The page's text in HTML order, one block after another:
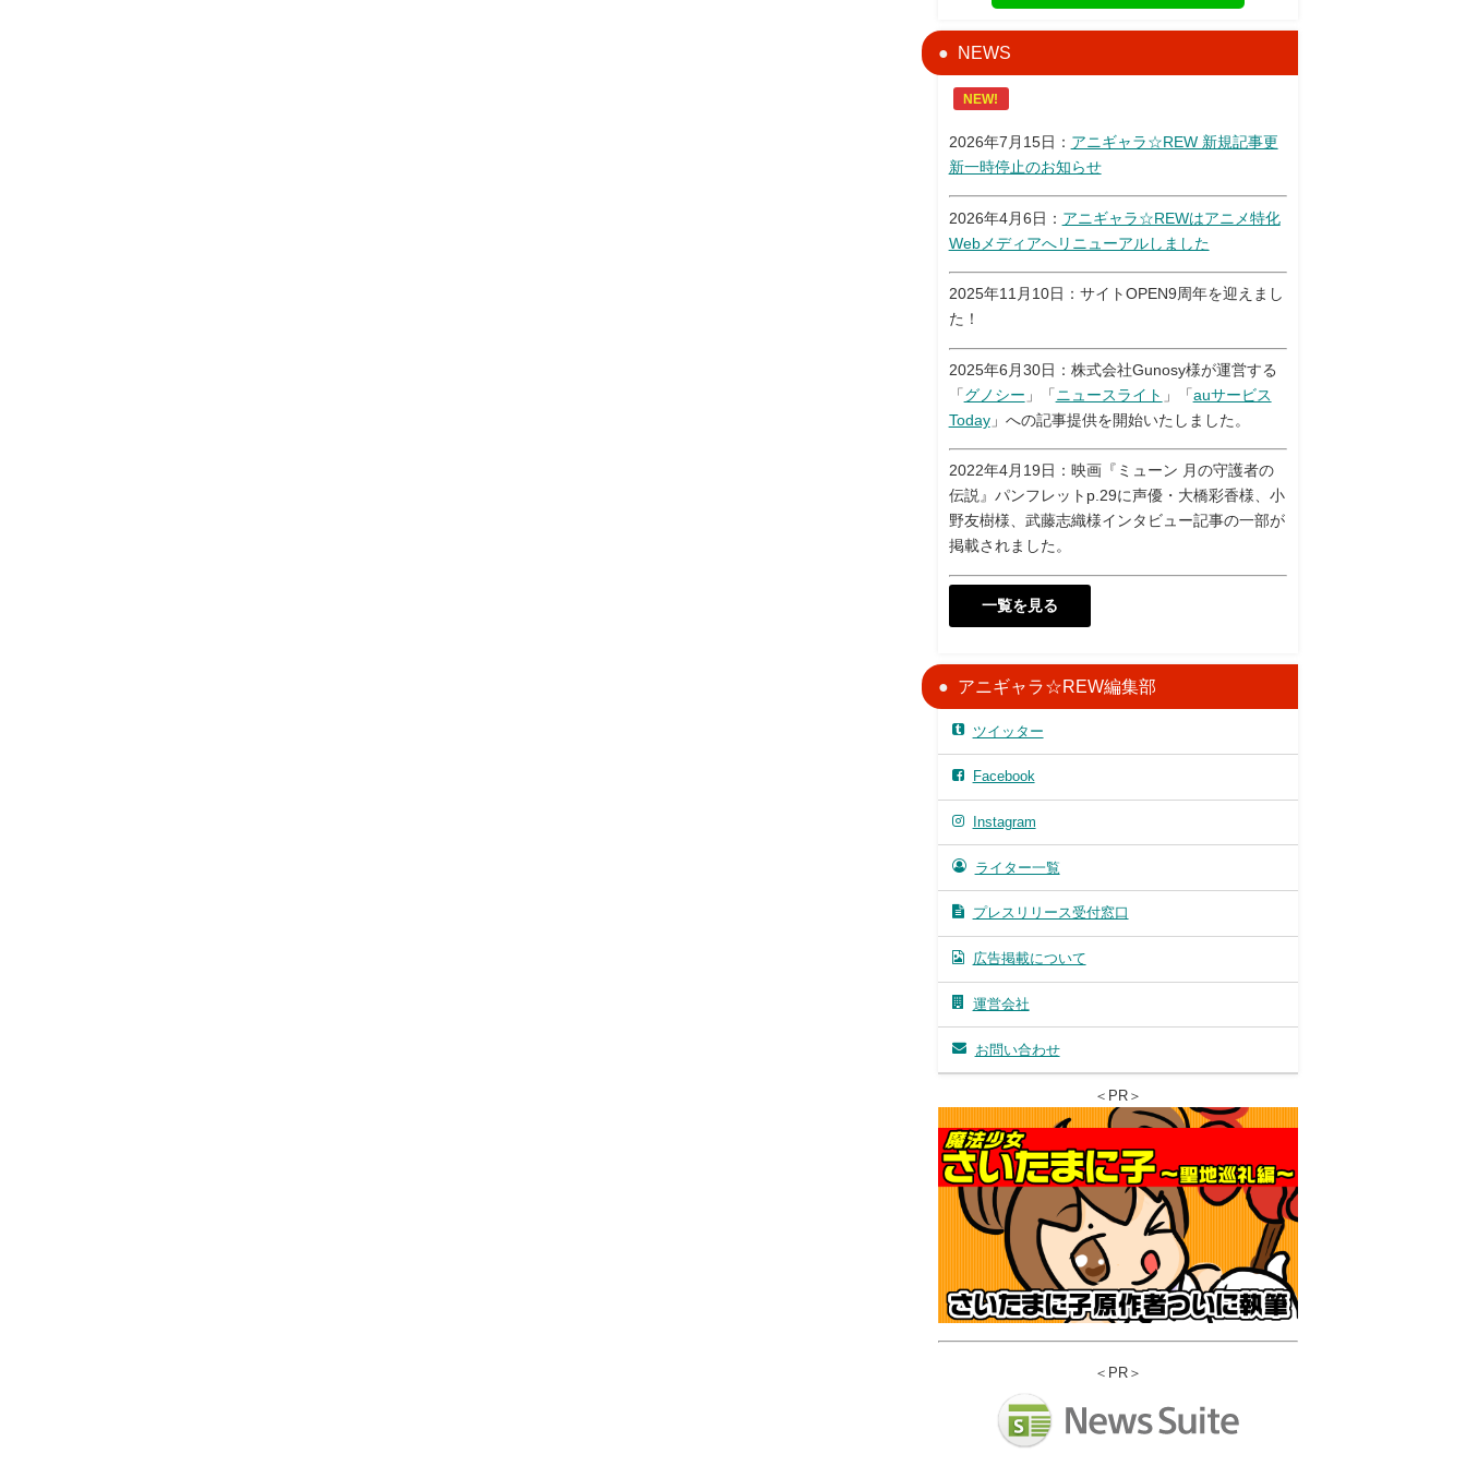
NEWS
NEW!
2026年7月15日： アニギャラ☆REW 新規記事更
新一時停止のお知らせ
2026年4月6日： アニギャラ☆REWはアニメ特化
Webメディアへリニューアルしました
2025年11月10日：サイトOPEN9周年を迎えまし
た！
2025年6月30日：株式会社Gunosy様が運営する
「 グノシー 」「 ニュースライト 」「auサービス
Today」への記事提供を開始いたしました。
2022年4月19日：映画『ミューン 月の守護者の
伝説』パンフレットp.29に声優・大橋彩香様、小
野友樹様、武藤志織様インタビュー記事の一部が
掲載されました。
一覧を見る
アニギャラ☆REW編集部
ツイッター
Facebook
Instagram
ライター一覧
プレスリリース受付窓口
広告掲載について
運営会社
お問い合わせ
＜PR＞
＜PR＞